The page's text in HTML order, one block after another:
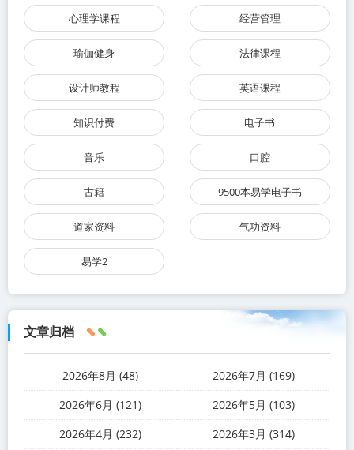
心理学课程 经营管理
瑜伽健身 法律课程
设计师教程 英语课程
知识付费 电子书
音乐 口腔
古籍 9500本易学电子书
道家资料 气功资料
易学2
文章归档
2026年8月 (48)
2026年7月 (169)
2026年6月 (121)
2026年5月 (103)
2026年4月 (232)
2026年3月 (314)